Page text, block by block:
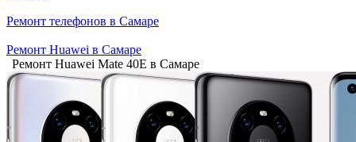
Ремонт телефонов в Самаре
Ремонт Huawei в Самаре
Ремонт Huawei Mate 40E в Самаре